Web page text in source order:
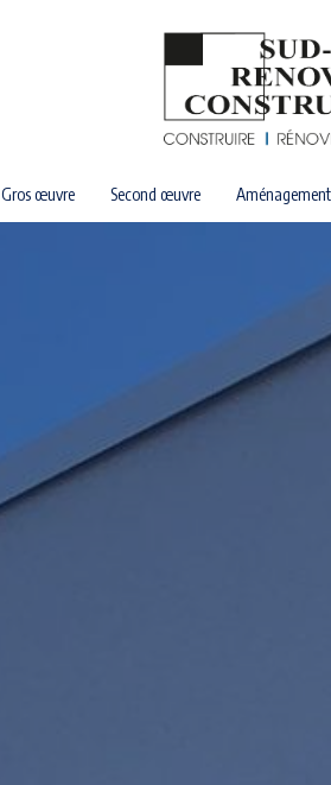
Gros œuvre Second œuvre Aménagement